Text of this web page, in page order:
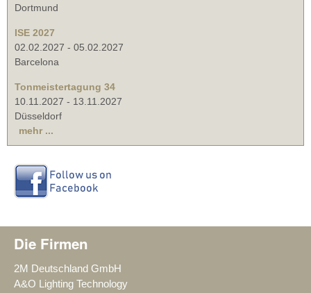
Dortmund
ISE 2027
02.02.2027 - 05.02.2027
Barcelona
Tonmeistertagung 34
10.11.2027 - 13.11.2027
Düsseldorf
mehr ...
Die Firmen
2M Deutschland GmbH
A&O Lighting Technology